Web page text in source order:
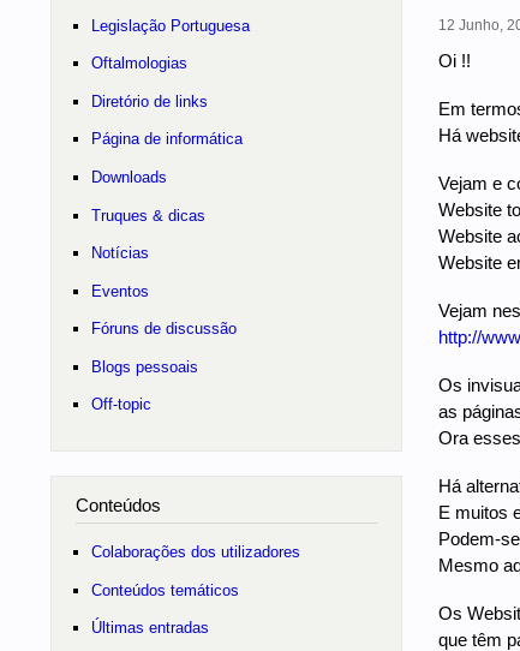
12 Junho,
Oi !!
Em
Há
Vejam e
Website
Website
Website
Vejam
http://
Os
as
Ora
Há
E muitos
Podem-
Mesmo
Os
que têm
Legislação Portuguesa
Oftalmologias
Diretório de links
Página de informática
Downloads
Truques & dicas
Notícias
Eventos
Fóruns de discussão
Blogs pessoais
Off-topic
Conteúdos
Colaborações dos utilizadores
Conteúdos temáticos
Últimas entradas